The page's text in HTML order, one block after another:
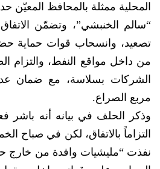
المحلية ممثلة بالمحافظ المعيّن
“سالم الخنبشي”، وتضمّن
تصعيد، وانسحاب قوات حماية
من داخل مواقع النفط، والتزام
الشركات بسلاسة، مع ضمان
مربع الصراع.
وذكر الحلف في بيانه أنه باشر
نفذت “مليشيات وافدة من خارج